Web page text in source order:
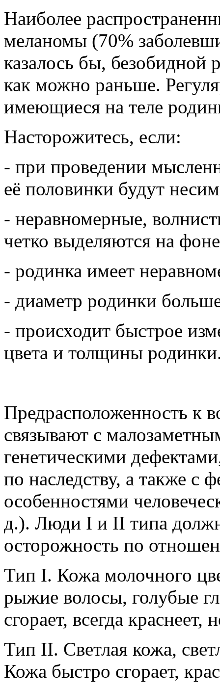
Наиболее
меланомы (70%
казалось бы, безобидной
как можно раньше.
имеющиеся на теле
Насторожитесь, если:
- при проведении
её половинки будут
- неравномерные,
четко выделяются на
- родинка имеет
- диаметр родинки
- происходит быстрое
цвета и толщины
Предрасположенность к
связывают с
генетическими
по наследству, а также с
особенностями
д.). Люди I и II типа
осторожность по
Тип I. Кожа молочного
рыжие волосы, голубые
сгорает, всегда краснеет,
Тип II. Светлая кожа,
Кожа быстро сгорает,